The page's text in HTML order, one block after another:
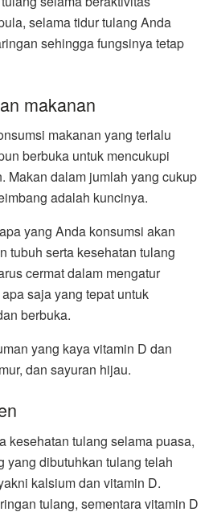
selama tidur tulang Anda
sehingga fungsinya tetap
makanan
makanan yang terlalu
berbuka untuk mencukupi
Makan dalam jumlah yang cukup
adalah kuncinya.
yang Anda konsumsi akan
tubuh serta kesehatan tulang
cermat dalam mengatur
saja yang tepat untuk
berbuka.
yang kaya vitamin D dan
dan sayuran hijau.
kesehatan tulang selama puasa,
yang dibutuhkan tulang telah
kalsium dan vitamin D.
tulang, sementara vitamin D